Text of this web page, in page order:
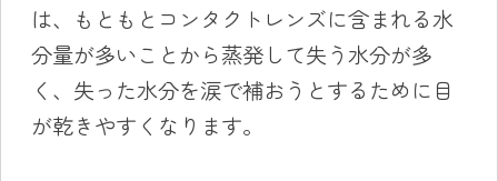
は、もともとコンタクトレンズに含まれる水
分量が多いことから蒸発して失う水分が多
く、失った水分を涙で補おうとするために目
が乾きやすくなります。